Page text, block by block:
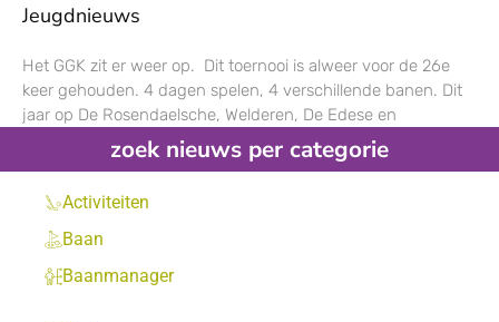
Jeugdnieuws
Het GGK zit er weer op. Dit toernooi is alweer voor de 26e
keer gehouden. 4 dagen spelen, 4 verschillende banen. Dit
jaar op De Rosendaelsche, Welderen, De Edese en
zoek nieuws per categorie
Activiteiten
Baan
Baanmanager